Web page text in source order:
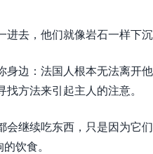
去，他们就像岩石一样下沉
边：法国人根本无法离开
方法来引起主人的注意。
继续吃东西，只是因为它
饮食。